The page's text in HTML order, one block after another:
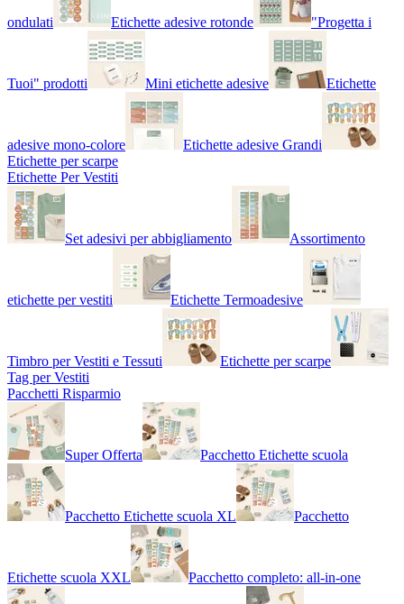
ondulati Etichette adesive rotonde "Progetta i
Tuoi" prodotti Mini etichette adesive Etichette
adesive mono-colore
Etichette adesive Grandi
Etichette per scarpe
Etichette Per Vestiti
Set adesivi per abbigliamento Assortimento
etichette per vestiti Etichette Termoadesive
Timbro per Vestiti e Tessuti
Etichette per scarpe
Tag per Vestiti
Pacchetti Risparmio
Super Offerta Pacchetto Etichette scuola
Pacchetto Etichette scuola XL Pacchetto
Etichette scuola XXL Pacchetto completo: all-in-one